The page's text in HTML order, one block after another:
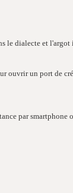
le dialecte et
ouvrir un port de
par